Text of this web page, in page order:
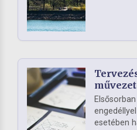
esetében